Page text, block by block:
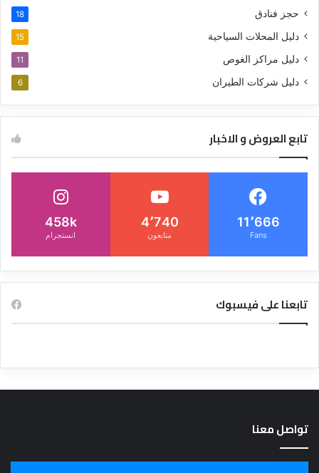
حجز فنادق 18
دليل المحلات السياحية 15
دليل مراكز الغوص 11
دليل شركات الطيران 6
تابع العروض و الاخبار
11٬666
Fans
4٬740
متابعون
458k
انستجرام
تابعنا على فيسبوك
تواصل معنا